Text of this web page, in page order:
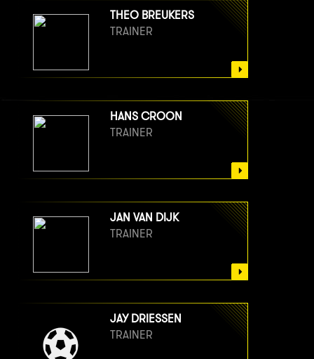
THEO BREUKERS
TRAINER
HANS CROON
TRAINER
JAN VAN DIJK
TRAINER
JAY DRIESSEN
TRAINER